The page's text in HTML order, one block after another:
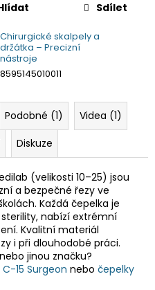
Chirurgické skalpely a
držátka – Precizní
nástroje
8595145010011
Sdílet
Podobné (1)
Videa (1)
Diskuze
(velikosti 10–25) jsou
a bezpečné řezy ve
Každá čepelka je
nabízí extrémní
Kvalitní materiál
i při dlouhodobé práci.
jinou značku?
15 Surgeon nebo čepelky